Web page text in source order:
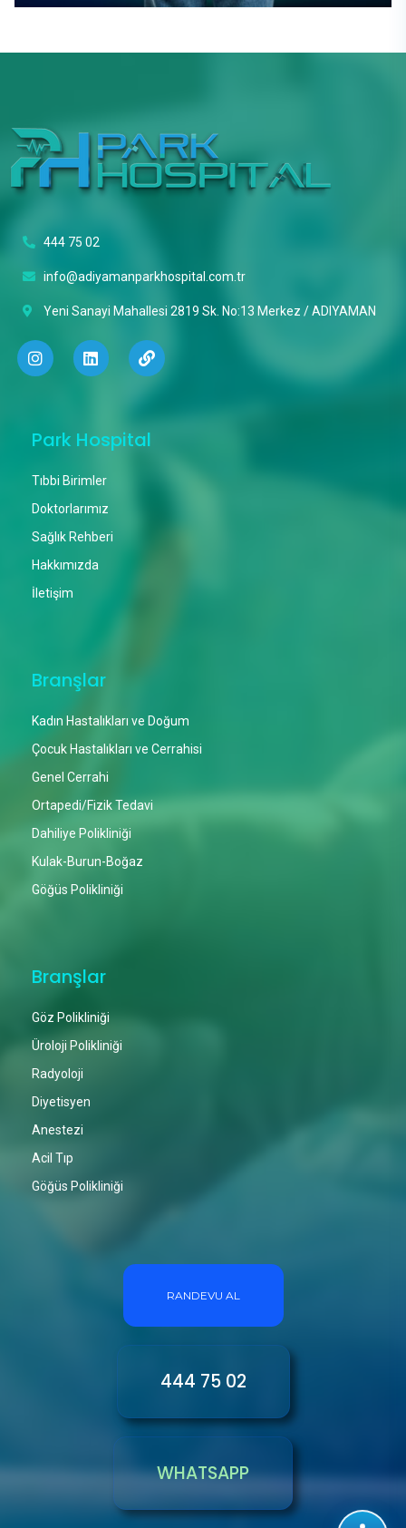
444 75 02
info@adiyamanparkhospital.com.tr
Yeni Sanayi Mahallesi 2819 Sk. No:13 Merkez / ADIYAMAN
Park Hospital
Tıbbi Birimler
Doktorlarımız
Sağlık Rehberi
Hakkımızda
İletişim
Branşlar
Kadın Hastalıkları ve Doğum
Çocuk Hastalıkları ve Cerrahisi
Genel Cerrahi
Ortapedi/Fizik Tedavi
Dahiliye Polikliniği
Kulak-Burun-Boğaz
Göğüs Polikliniği
Branşlar
Göz Polikliniği
Üroloji Polikliniği
Radyoloji
Diyetisyen
Anestezi
Acil Tıp
Göğüs Polikliniği
RANDEVU AL
444 75 02
WHATSAPP